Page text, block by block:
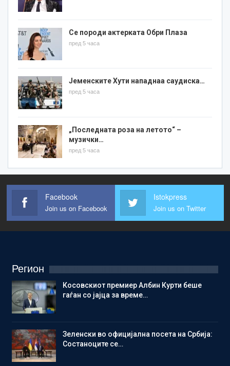
Се породи актерката Обри Плаза
пред 5 часа
Јеменските Хути нападнаа саудиска…
пред 5 часа
„Последната роза на летото“ –
музички…
пред 5 часа
Facebook
Join us on Facebook
Istokpress
Join us on Twitter
Регион
Косовскиот премиер Албин Курти беше
гаѓан со јајца за време…
Зеленски во официјална посета на Србија:
Состаноците се…